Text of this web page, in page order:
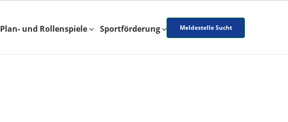
Plan- und Rollenspiele Sportförderung Meldestelle Sucht